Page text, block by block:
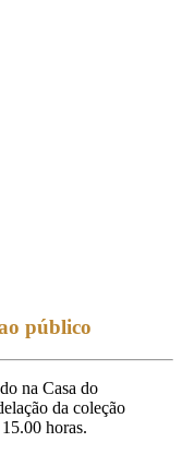
público
na Casa do
da coleção
horas.